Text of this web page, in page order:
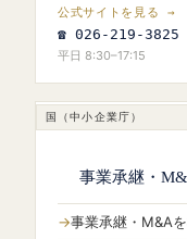
公式サイトを見る →
☎ 026-219-3825
平日 8:30–17:15
国（中小企業庁）
事業承継・
事業承継・M&A